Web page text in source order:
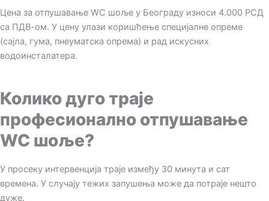
Цена за отпушавање WC шоље у Београду износи 4.000 РСД
са ПДВ-ом. У цену улази коришћење специјалне опреме
(сајла, гума, пнеуматска опрема) и рад искусних
водоинсталатера.
Колико дуго траје
професионално отпушавање
WC шоље?
У просеку интервенција траје између 30 минута и сат
времена. У случају тежих запушења може да потраје нешто
дуже.